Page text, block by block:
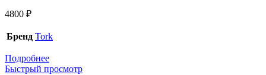
4800 ₽
Бренд Tork
Подробнее
Быстрый просмотр